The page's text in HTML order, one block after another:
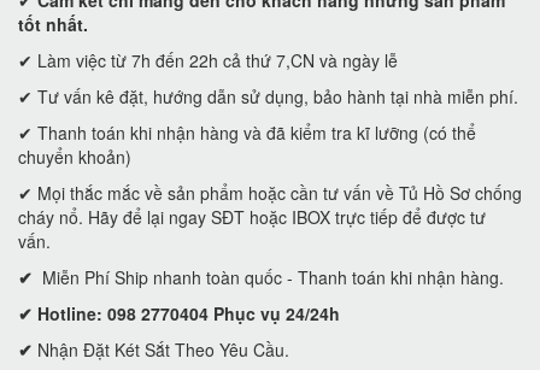
tốt nhất.
✔ Làm việc từ 7h đến 22h cả thứ 7,CN và ngày lễ
✔ Tư vấn kê đặt, hướng dẫn sử dụng, bảo hành tại nhà miễn phí.
✔ Thanh toán khi nhận hàng và đã kiểm tra kĩ lưỡng (có thể
chuyển khoản)
✔ Mọi thắc mắc về sản phẩm hoặc cần tư vấn về Tủ Hồ Sơ chống
cháy nổ. Hãy để lại ngay SĐT hoặc IBOX trực tiếp để được tư
vấn.
✔ Miễn Phí Ship nhanh toàn quốc - Thanh toán khi nhận hàng.
✔ Hotline: 098 2770404 Phục vụ 24/24h
✔ Nhận Đặt Két Sắt Theo Yêu Cầu.